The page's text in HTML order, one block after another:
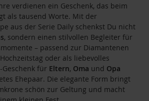
verdienen ein Geschenk, das beim
als tausend Worte. Mit der
aus der Serie Daily schenkst Du nicht
, sondern einen stilvollen Begleiter für
– passend zur Diamantenen
oder als liebevolles
für Eltern, Oma und Opa
Ehepaar. Die elegante Form bringt
schön zur Geltung und macht